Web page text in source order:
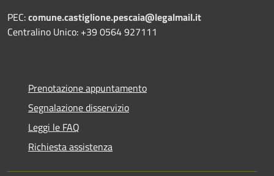
PEC:comune.castiglione.pescaia@legalmail.it
Centralino Unico: +39 0564 927111
Prenotazione appuntamento
Segnalazione disservizio
Leggi le FAQ
Richiesta assistenza